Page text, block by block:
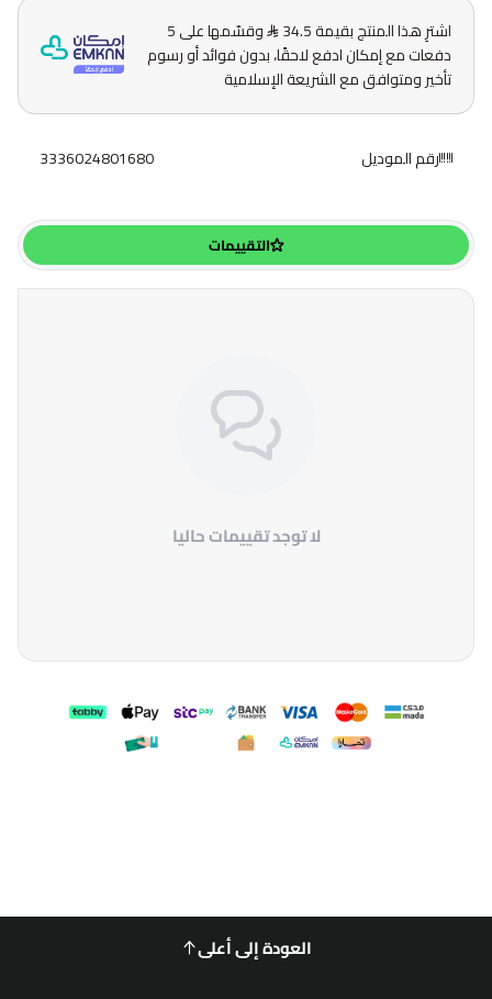
اشترِ هذا المنتج بقيمة 34.5
وقسّمها على 5
دفعات مع إمكان ادفع لاحقًا، بدون فوائد أو رسوم
تأخير ومتوافق مع الشريعة الإسلامية
رقم الموديل 3336024801680
التقييمات
لا توجد تقييمات حاليا
العودة إلى أعلى